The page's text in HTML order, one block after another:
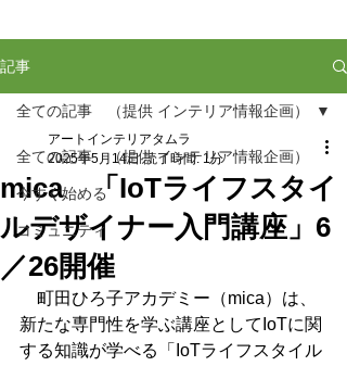
記事
全ての記事 （提供 インテリア情報企画）
今すぐ始める
コミュニティ
全ての記事 （提供 インテリア情報企画）
mica 「IoTライフスタイ
ルデザイナー入門講座」6
／26開催
アートインテリアタムラ
2025年5月14日 読了時間: 1分
町田ひろ子アカデミー（mica）は、
新たな専門性を学ぶ講座としてIoTに関
する知識が学べる「IoTライフスタイル